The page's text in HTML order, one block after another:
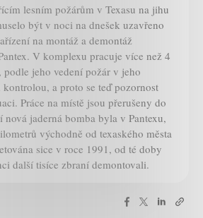
lesním požárům v Texasu na jihu
být v noci na dnešek uzavřeno
na montáž a demontáž
V komplexu pracuje více než 4
podle jeho vedení požár v jeho
a proto se teď pozornost
Práce na místě jsou přerušeny do
nová jaderná bomba byla v Pantexu,
východně od texaského města
sice v roce 1991, od té doby
další tisíce zbraní demontovali.